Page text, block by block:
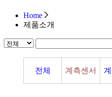
Home
제품소개
전체 계측센서